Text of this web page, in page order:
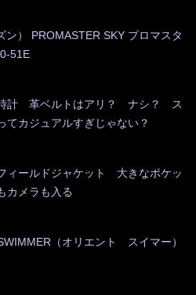
ン） PROMASTER SKY プロマスタ
51E
計 革ベルトはアリ？ ナシ？ ス
てカジュアルすぎじゃない？
ィールドジャケット 大きなポケッ
カメラも入る
（オリエント スイマー）